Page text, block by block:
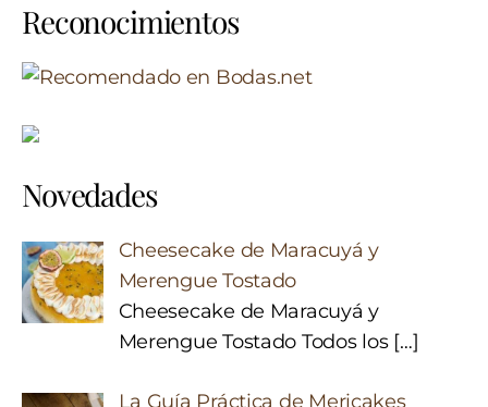
Reconocimientos
Novedades
Cheesecake de Maracuyá y
Merengue Tostado
Cheesecake de Maracuyá y
Merengue Tostado Todos los […]
La Guía Práctica de Mericakes